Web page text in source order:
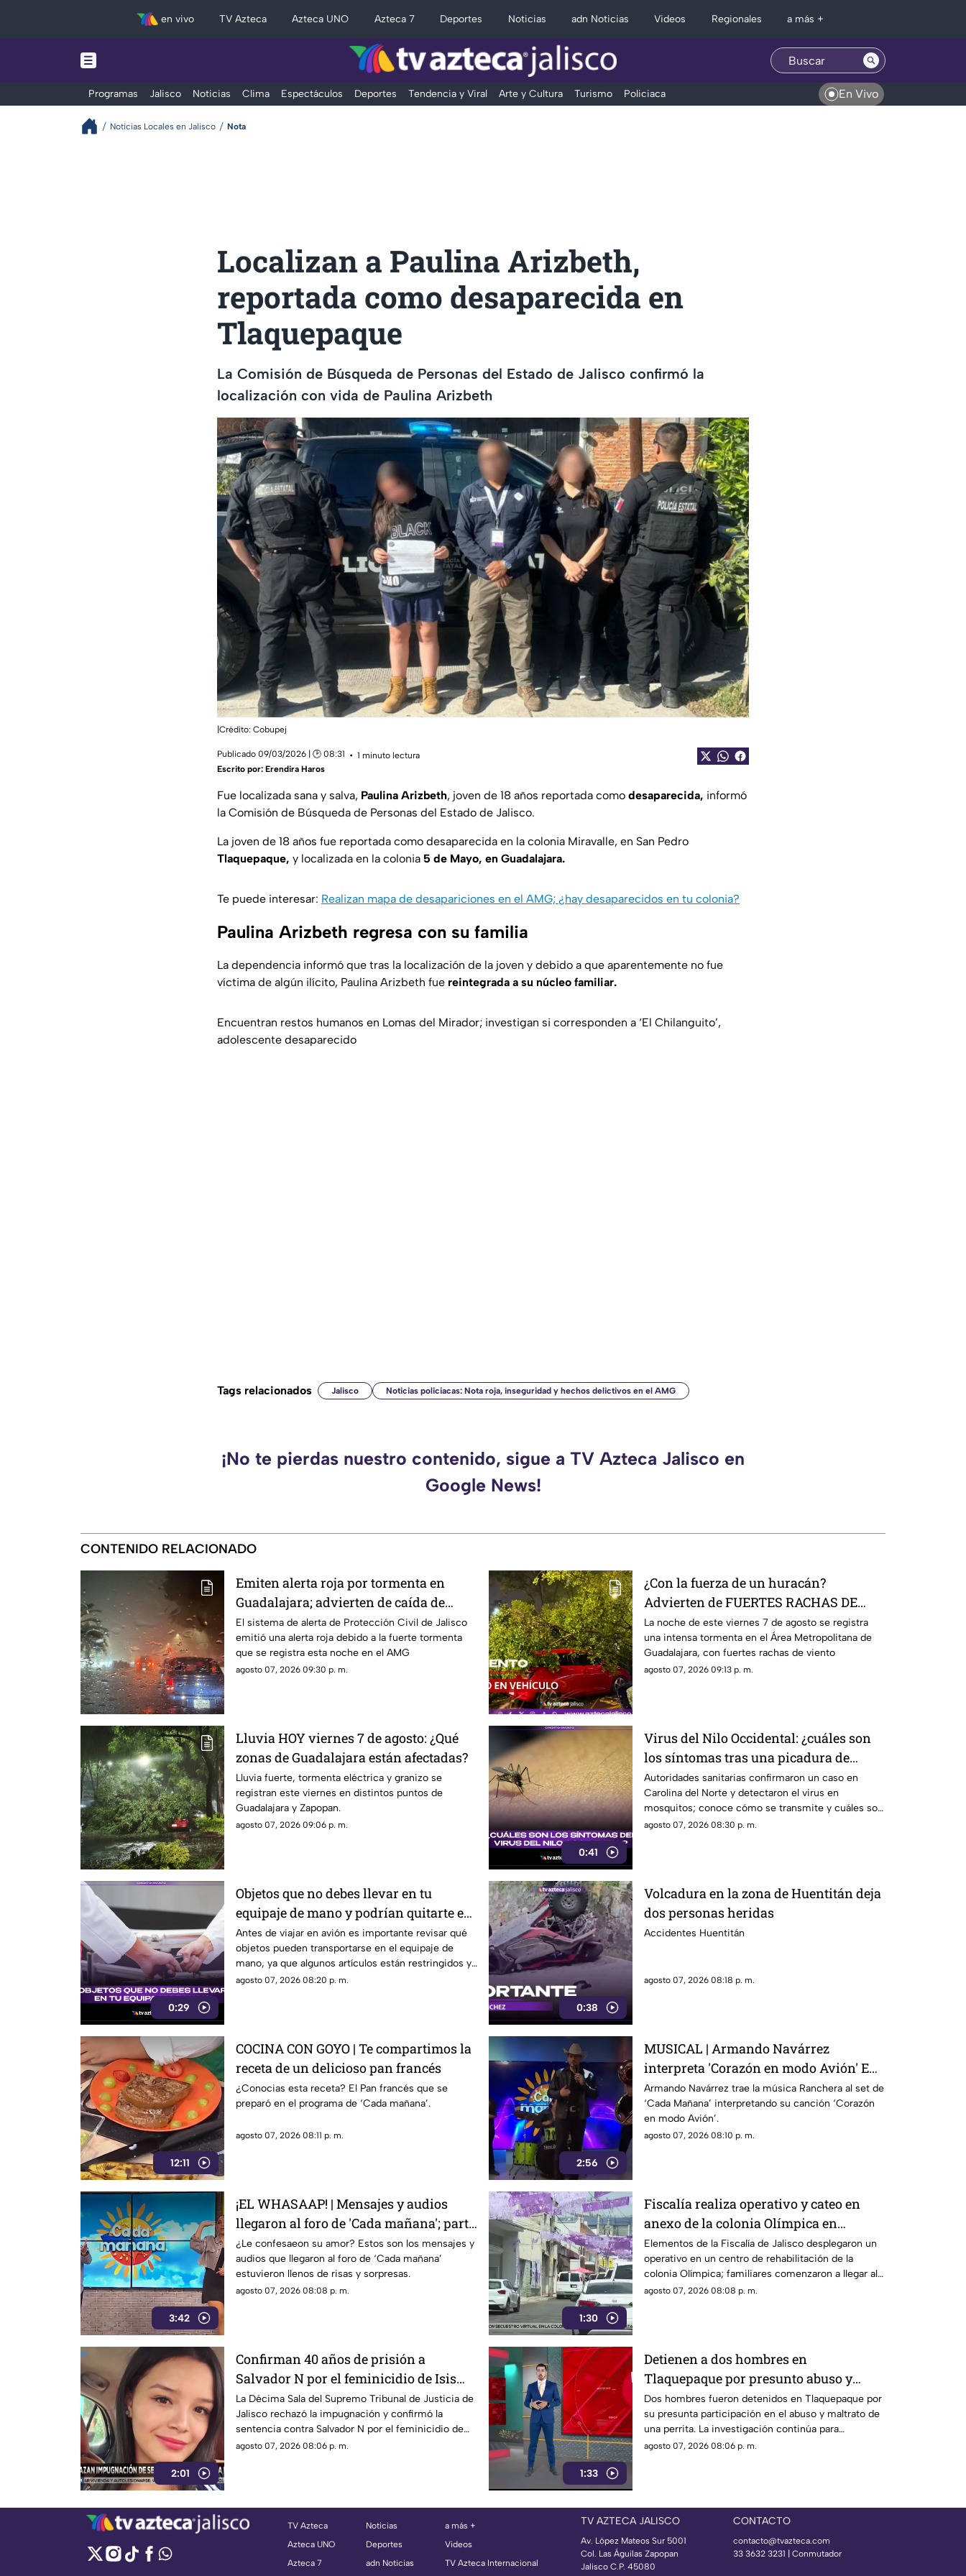
en vivo TV Azteca Azteca UNO Azteca 7 Deportes Noticias adn Noticias Videos Regionales a más +
Programas Jalisco Noticias Clima Espectáculos Deportes Tendencia y Viral Arte y Cultura Turismo Policiaca En Vivo
Noticias Locales en Jalisco Nota
Localizan a Paulina Arizbeth,
reportada como desaparecida en
Tlaquepaque
La Comisión de Búsqueda de Personas del Estado de Jalisco confirmó la
localización con vida de Paulina Arizbeth
|Crédito: Cobupej
Publicado 09/03/2026 | 🕑 08:31
1 minuto lectura
Escrito por: Erendira Haros
Fue localizada sana y salva, Paulina Arizbeth, joven de 18 años reportada como desaparecida, informó
la Comisión de Búsqueda de Personas del Estado de Jalisco.
La joven de 18 años fue reportada como desaparecida en la colonia Miravalle, en San Pedro
Tlaquepaque, y localizada en la colonia 5 de Mayo, en Guadalajara.
Te puede interesar: Realizan mapa de desapariciones en el AMG; ¿hay desaparecidos en tu colonia?
Paulina Arizbeth regresa con su familia
La dependencia informó que tras la localización de la joven y debido a que aparentemente no fue
víctima de algún ilícito, Paulina Arizbeth fue reintegrada a su núcleo familiar.
Encuentran restos humanos en Lomas del Mirador; investigan si corresponden a ‘El Chilanguito’,
adolescente desaparecido
Tags relacionados Jalisco Noticias policiacas: Nota roja, inseguridad y hechos delictivos en el AMG
¡No te pierdas nuestro contenido, sigue a TV Azteca Jalisco en
Google News!
CONTENIDO RELACIONADO
Emiten alerta roja por tormenta en
Guadalajara; advierten de caída de
árboles e inundaciones
El sistema de alerta de Protección Civil de Jalisco
emitió una alerta roja debido a la fuerte tormenta
que se registra esta noche en el AMG
agosto 07, 2026 09:30 p. m.
¿Con la fuerza de un huracán?
Advierten de FUERTES RACHAS DE
VIENTO superiores a los 60 km/h
durante lluvia en Guadalajara
La noche de este viernes 7 de agosto se registra
una intensa tormenta en el Área Metropolitana de
Guadalajara, con fuertes rachas de viento
agosto 07, 2026 09:13 p. m.
Lluvia HOY viernes 7 de agosto: ¿Qué
zonas de Guadalajara están afectadas?
Lluvia fuerte, tormenta eléctrica y granizo se
registran este viernes en distintos puntos de
Guadalajara y Zapopan.
agosto 07, 2026 09:06 p. m.
0:41
Virus del Nilo Occidental: ¿cuáles son
los síntomas tras una picadura de
mosquito?
Autoridades sanitarias confirmaron un caso en
Carolina del Norte y detectaron el virus en
mosquitos; conoce cómo se transmite y cuáles son
sus síntomas.
agosto 07, 2026 08:30 p. m.
0:29
Objetos que no debes llevar en tu
equipaje de mano y podrían quitarte en
el aeropuerto
Antes de viajar en avión es importante revisar qué
objetos pueden transportarse en el equipaje de
mano, ya que algunos artículos están restringidos y
pueden ser retirados durante los filtros de
agosto 07, 2026 08:20 p. m.
0:38
Volcadura en la zona de Huentitán deja
dos personas heridas
Accidentes Huentitán
agosto 07, 2026 08:18 p. m.
12:11
COCINA CON GOYO | Te compartimos la
receta de un delicioso pan francés
¿Conocias esta receta? El Pan francés que se
preparó en el programa de ‘Cada mañana’.
agosto 07, 2026 08:11 p. m.
2:56
MUSICAL | Armando Navárrez
interpreta 'Corazón en modo Avión' EN
VIVO
Armando Navárrez trae la música Ranchera al set de
‘Cada Mañana’ interpretando su canción ‘Corazón
en modo Avión’.
agosto 07, 2026 08:10 p. m.
3:42
¡EL WHASAAP! | Mensajes y audios
llegaron al foro de 'Cada mañana'; parte
1
¿Le confesaeon su amor? Estos son los mensajes y
audios que llegaron al foro de ‘Cada mañana’
estuvieron llenos de risas y sorpresas.
agosto 07, 2026 08:08 p. m.
1:30
Fiscalía realiza operativo y cateo en
anexo de la colonia Olímpica en
Guadalajara
Elementos de la Fiscalía de Jalisco desplegaron un
operativo en un centro de rehabilitación de la
colonia Olímpica; familiares comenzaron a llegar al
lugar.
agosto 07, 2026 08:08 p. m.
2:01
Confirman 40 años de prisión a
Salvador N por el feminicidio de Isis
Urteaga
La Décima Sala del Supremo Tribunal de Justicia de
Jalisco rechazó la impugnación y confirmó la
sentencia contra Salvador N por el feminicidio de
Isis, ocurrido en 2020.
agosto 07, 2026 08:06 p. m.
1:33
Detienen a dos hombres en
Tlaquepaque por presunto abuso y
maltrato animal contra una perrita
Dos hombres fueron detenidos en Tlaquepaque por
su presunta participación en el abuso y maltrato de
una perrita. La investigación continúa para
determinar su responsabilidad.
agosto 07, 2026 08:06 p. m.
TV Azteca
Azteca UNO
Azteca 7
Noticias
Deportes
adn Noticias
a más +
Videos
TV Azteca Internacional
TV AZTECA JALISCO
Av. López Mateos Sur 5001
Col. Las Águilas Zapopan
Jalisco C.P. 45080
CONTACTO
contacto@tvazteca.com
33 3632 3231 | Conmutador